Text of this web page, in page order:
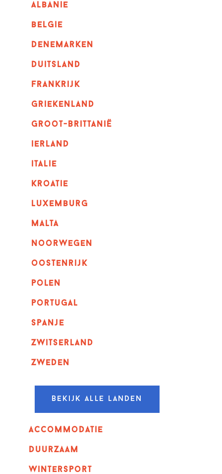
albanie
belgie
denemarken
duitsland
frankrijk
griekenland
Groot-Brittanië
ierland
italie
kroatie
luxemburg
malta
noorwegen
oostenrijk
polen
portugal
spanje
zwitserland
zweden
Bekijk alle landen
Accommodatie
Duurzaam
wintersport